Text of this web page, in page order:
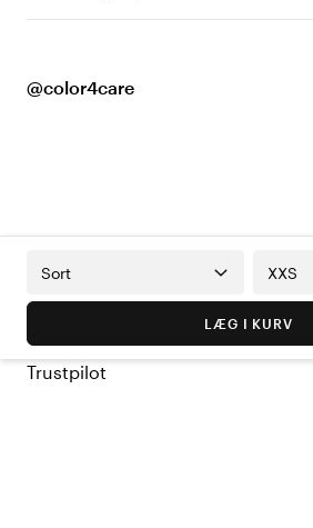
@color4care
Sort XXS
LÆG I KURV
Trustpilot